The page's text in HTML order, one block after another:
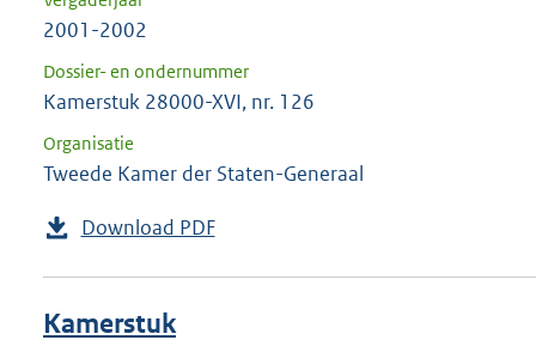
2001-2002
Dossier- en ondernummer
Kamerstuk 28000-XVI, nr. 126
Organisatie
Tweede Kamer der Staten-Generaal
Download PDF
Kamerstuk